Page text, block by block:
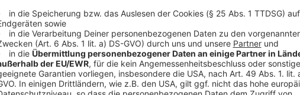
Anzeige
Im Moment gelten alle drei Umweltspuren noch bis
Weitere Infos und Links zum Thema: